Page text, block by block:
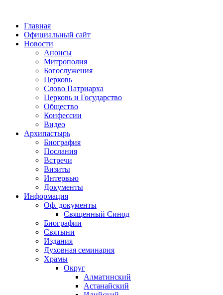
Главная
Официальный сайт
Новости
Анонсы
Митрополия
Богослужения
Церковь
Слово Патриарха
Церковь и Государство
Общество
Конфессии
Видео
Архипастырь
Биография
Послания
Встречи
Визиты
Интервью
Документы
Информация
Оф. документы
Священный Синод
Биографии
Святыни
Издания
Духовная семинария
Храмы
Округ
Алматинский
Астанайский